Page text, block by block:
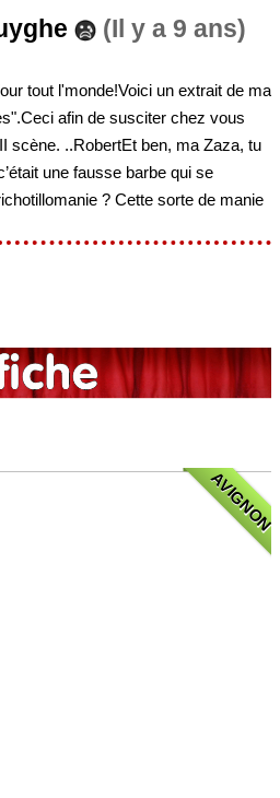
(Il y a 9 ans)
tout l'monde!Voici un extrait de ma
afin de susciter chez vous
scène. ..RobertEt ben, ma Zaza, tu
une fausse barbe qui se
? Cette sorte de manie
AVIGNON